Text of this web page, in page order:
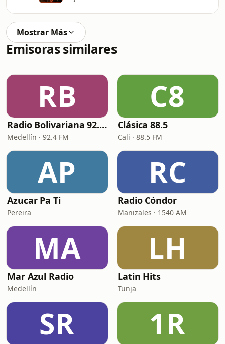
Mostrar Más
Emisoras similares
RB
Radio Bolivariana 92.4 FM
Medellín · 92.4 FM
C8
Clásica 88.5
Cali · 88.5 FM
AP
Azucar Pa Ti
Pereira
RC
Radio Cóndor
Manizales · 1540 AM
MA
Mar Azul Radio
Medellín
LH
Latin Hits
Tunja
SR 1R